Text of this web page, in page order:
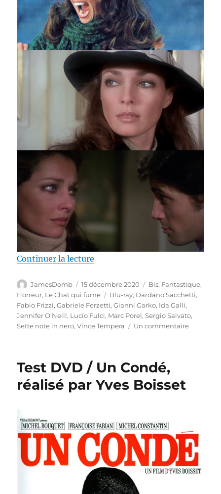
Continuer la lecture
Auteur
JamesDomb
Publié
le
15 décembre 2020 Catégories
Bis, Fantastique,
Horreur, Le Chat qui fume Étiquettes
Blu-ray, Dardano Sacchetti,
Fabio Frizzi,Gabriele Ferzetti,Gianni Garko, Ida Galli,
Jennifer O'Neill, Lucio Fulci, Marc Porel,Sergio Salvato,
Sette note in nero,Vince Tempera Un commentairesur
Fulci
Test DVD / Un Condé,
réalisé par Yves Boisset